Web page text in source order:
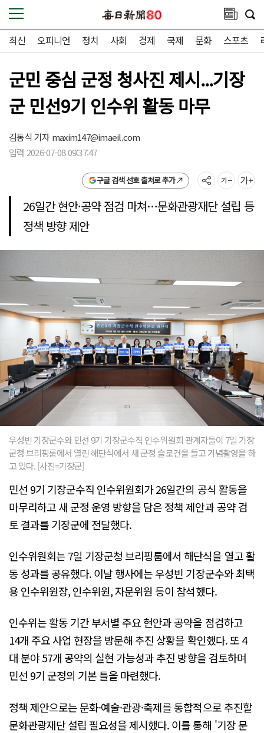
최신 오피니언 정치 사회 경제 국제 문화 스포츠
군민 중심 군정 청사진 제시...기장
군 민선9기 인수위 활동 마무
김동식 기자maxim147@imaeil.com
입력 2026-07-08 09:37:47
구글 검색 선호 출처로 추가
26일간 현안·공약 점검 마쳐…문화관광재단 설립 등
정책 방향 제안
우성빈 기장군수와 민선 9기 기장군수직 인수위원회 관계자들이 7일 기장
군청 브리핑룸에서 열린 해단식에서 새 군정 슬로건을 들고 기념촬영을 하
고 있다. [사진=기장군]
민선 9기 기장군수직 인수위원회가 26일간의 공식 활동을
마무리하고 새 군정 운영 방향을 담은 정책 제안과 공약 검
토 결과를 기장군에 전달했다.
인수위원회는 7일 기장군청 브리핑룸에서 해단식을 열고 활
동 성과를 공유했다. 이날 행사에는 우성빈 기장군수와 최택
용 인수위원장, 인수위원, 자문위원 등이 참석했다.
인수위는 활동 기간 부서별 주요 현안과 공약을 점검하고
14개 주요 사업 현장을 방문해 추진 상황을 확인했다. 또 4
대 분야 57개 공약의 실현 가능성과 추진 방향을 검토하며
민선 9기 군정의 기본 틀을 마련했다.
정책 제안으로는 문화·예술·관광·축제를 통합적으로 추진할
문화관광재단 설립 필요성을 제시했다. 이를 통해 '기장 문